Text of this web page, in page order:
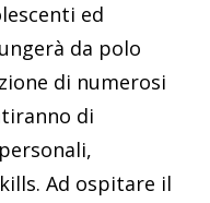
ed
da polo
di numerosi
di
Ad ospitare il